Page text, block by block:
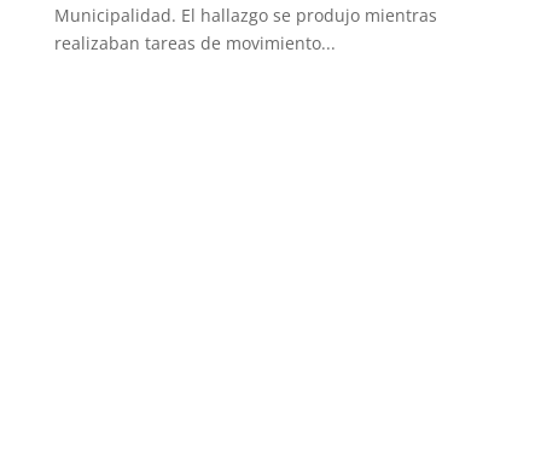
Municipalidad. El hallazgo se produjo mientras
realizaban tareas de movimiento...